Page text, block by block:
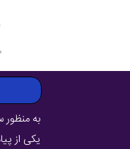
به
یکی از